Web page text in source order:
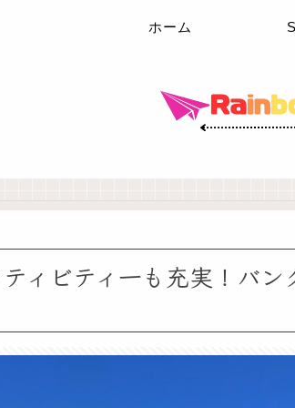
ホーム
ィビティ一も充実！バ